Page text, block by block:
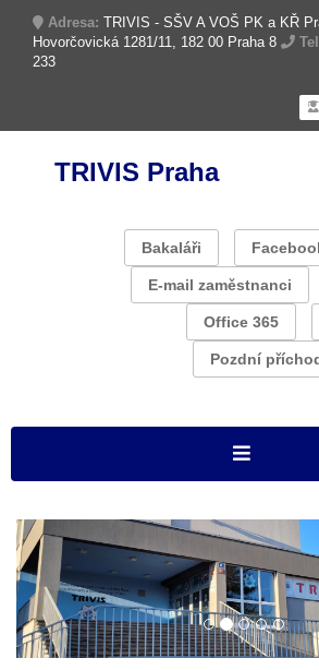
Adresa: TRIVIS - SŠV A VOŠ PK a KŘ
Hovorčovická 1281/11, 182 00 Praha 8
233
TRIVIS Praha
Bakaláři
E-mail zaměstnanci
Office 365
Pozdní